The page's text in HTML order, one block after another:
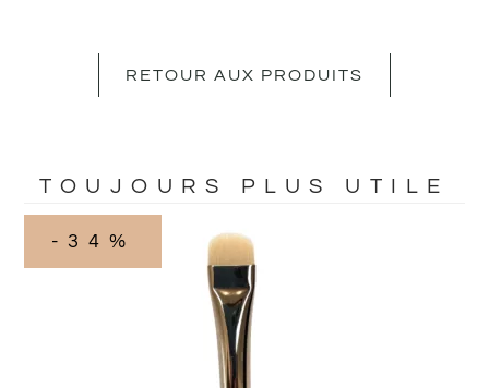
RETOUR AUX PRODUITS
TOUJOURS PLUS UTILE
-34%